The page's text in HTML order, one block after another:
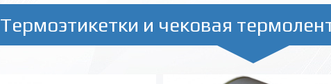
Термоэтикетки и чековая